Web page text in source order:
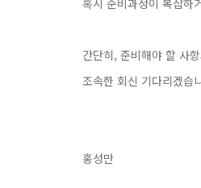
혹시 준비과정이 복잡하
간단히, 준비해야 할 사
조속한 회신 기다리겠습
홍성만